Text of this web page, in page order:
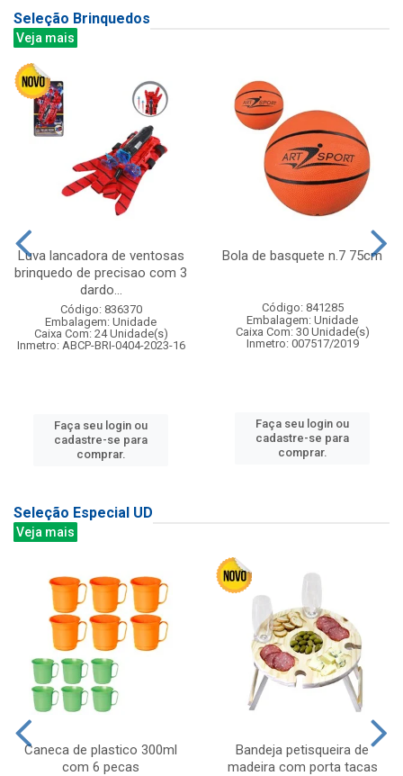
Seleção Brinquedos
Veja mais
Luva lancadora de ventosas
brinquedo de precisao com 3
dardo...
Código: 836370
Embalagem: Unidade
Caixa Com: 24 Unidade(s)
Inmetro: ABCP-BRI-0404-2023-16
Faça seu login ou
cadastre-se para
comprar.
Bola de basquete n.7 75cm
Código: 841285
Embalagem: Unidade
Caixa Com: 30 Unidade(s)
Inmetro: 007517/2019
Faça seu login ou
cadastre-se para
comprar.
Seleção Especial UD
Veja mais
Caneca de plastico 300ml
com 6 pecas
Bandeja petisqueira de
madeira com porta tacas